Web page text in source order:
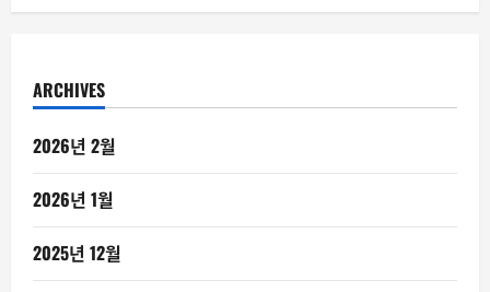
ARCHIVES
2026년 2월
2026년 1월
2025년 12월